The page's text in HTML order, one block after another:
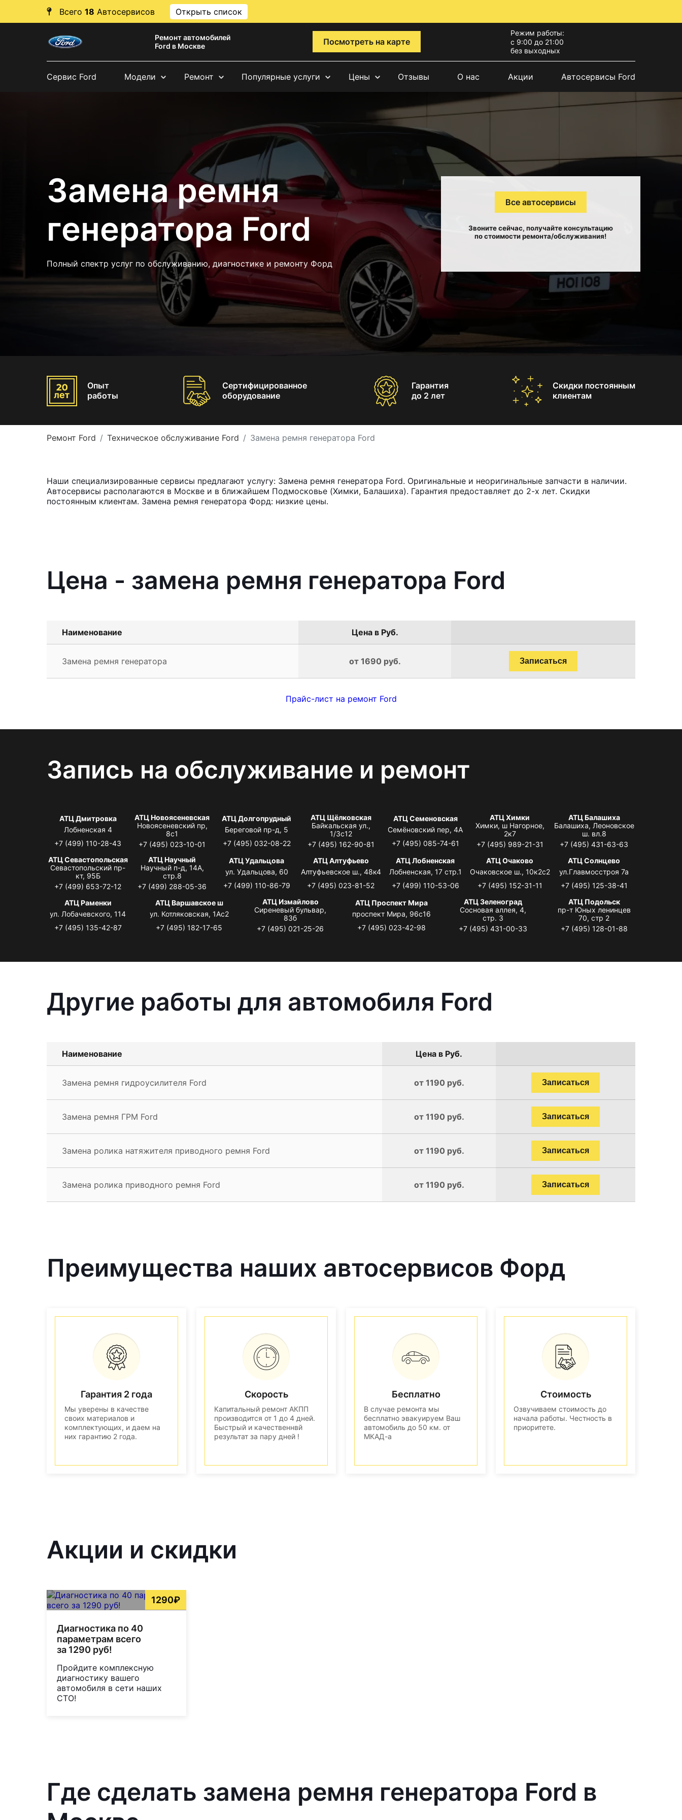
Всего 18 Автосервисов Открыть список
Ремонт автомобилей
Ford в Москве
Посмотреть на карте
Режим работы:
с 9:00 до 21:00
без выходных
Сервис Ford Модели Ремонт Популярные услуги Цены Отзывы О нас Акции Автосервисы Ford
Замена ремня
генератора Ford
Полный спектр услуг по обслуживанию, диагностике и ремонту Форд
Все автосервисы
Звоните сейчас, получайте консультацию
по стоимости ремонта/обслуживания!
Опыт
работы
Сертифицированное
оборудование
Гарантия
до 2 лет
Скидки постоянным
клиентам
Ремонт Ford Техническое обслуживание Ford Замена ремня генератора Ford
Наши специализированные сервисы предлагают услугу: Замена ремня генератора Ford. Оригинальные и неоригинальные запчасти в наличии.
Автосервисы располагаются в Москве и в ближайшем Подмосковье (Химки, Балашиха). Гарантия предоставляет до 2-х лет. Скидки
постоянным клиентам. Замена ремня генератора Форд: низкие цены.
Цена - замена ремня генератора Ford
Наименование Цена в Руб.
Замена ремня генератора от 1690 руб. Записаться
Прайс-лист на ремонт Ford
Запись на обслуживание и ремонт
АТЦ Дмитровка
Лобненская 4
+7 (499) 110-28-43
АТЦ Новоясеневская
Новоясеневский пр,
8с1
+7 (495) 023-10-01
АТЦ Долгопрудный
Береговой пр-д, 5
+7 (495) 032-08-22
АТЦ Щёлковская
Байкальская ул.,
1/3с12
+7 (495) 162-90-81
АТЦ Семеновская
Семёновский пер, 4А
+7 (495) 085-74-61
АТЦ Химки
Химки, ш Нагорное,
2к7
+7 (495) 989-21-31
АТЦ Балашиха
Балашиха, Леоновское
ш. вл.8
+7 (495) 431-63-63
АТЦ Севастопольская
Севастопольский пр-
кт, 95Б
+7 (499) 653-72-12
АТЦ Научный
Научный п-д, 14А,
стр.8
+7 (499) 288-05-36
АТЦ Удальцова
ул. Удальцова, 60
+7 (499) 110-86-79
АТЦ Алтуфьево
Алтуфьевское ш., 48к4
+7 (495) 023-81-52
АТЦ Лобненская
Лобненская, 17 стр.1
+7 (499) 110-53-06
АТЦ Очаково
Очаковское ш., 10к2с2
+7 (495) 152-31-11
АТЦ Солнцево
ул.Главмосстроя 7а
+7 (495) 125-38-41
АТЦ Раменки
ул. Лобачевского, 114
+7 (495) 135-42-87
АТЦ Варшавское ш
ул. Котляковская, 1Ас2
+7 (495) 182-17-65
АТЦ Измайлово
Сиреневый бульвар,
83б
+7 (495) 021-25-26
АТЦ Проспект Мира
проспект Мира, 96с16
+7 (495) 023-42-98
АТЦ Зеленоград
Сосновая аллея, 4,
стр. 3
+7 (495) 431-00-33
АТЦ Подольск
пр-т Юных ленинцев
70, стр 2
+7 (495) 128-01-88
Другие работы для автомобиля Ford
Наименование Цена в Руб.
Замена ремня гидроусилителя Ford от 1190 руб. Записаться
Замена ремня ГРМ Ford от 1190 руб. Записаться
Замена ролика натяжителя приводного ремня Ford от 1190 руб. Записаться
Замена ролика приводного ремня Ford от 1190 руб. Записаться
Преимущества наших автосервисов Форд
Гарантия 2 года
Мы уверены в качестве
своих материалов и
комплектующих, и даем на
них гарантию 2 года.
Скорость
Капитальный ремонт АКПП
производится от 1 до 4 дней.
Быстрый и качественнвй
результат за пару дней !
Бесплатно
В случае ремонта мы
бесплатно эвакуируем Ваш
автомобиль до 50 км. от
МКАД-а
Стоимость
Озвучиваем стоимость до
начала работы. Честность в
приоритете.
Акции и скидки
1290₽
Диагностика по 40
параметрам всего
за 1290 руб!
Пройдите комплексную
диагностику вашего
автомобиля в сети наших
СТО!
Где сделать замена ремня генератора Ford в